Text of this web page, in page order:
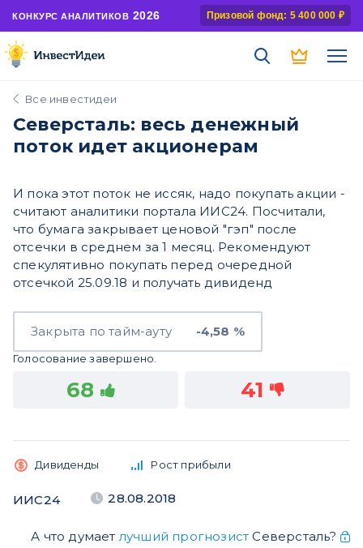
КОНКУРС АНАЛИТИКОВ 2026 Призовой фонд: 5 400 000 ₽
Все инвестидеи
Северсталь: весь денежный
поток идет акционерам
И пока этот поток не иссяк, надо покупать акции -
считают аналитики портала ИИС24. Посчитали,
что бумага закрывает ценовой "гэп" после
отсечки в среднем за 1 месяц. Рекомендуют
спекулятивно покупать перед очередной
отсечкой 25.09.18 и получать дивиденд
Закрыта по тайм-ауту -4,58 %
Голосование завершено.
68 41
Дивиденды Рост прибыли
ИИС24 28.08.2018
А что думает лучший прогнозист Северсталь?